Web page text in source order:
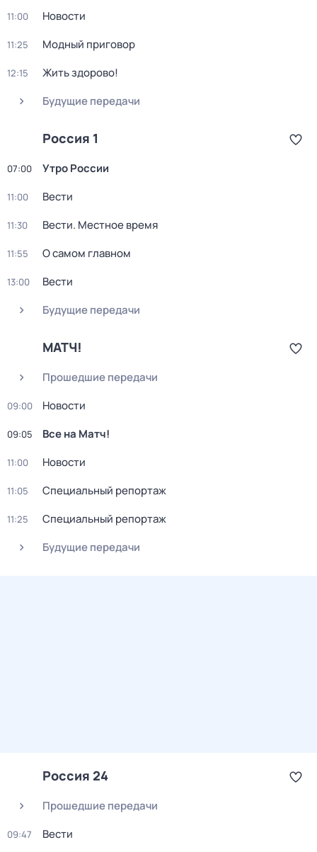
11:00 Новости
11:25 Модный приговор
12:15
Жить здорово!
Будущие передачи
Россия 1
07:00 Утро России
11:00 Вести
11:30 Вести. Местное время
11:55 О самом главном
13:00
Вести
Будущие передачи
МАТЧ!
Прошедшие передачи
09:00 Новости
09:05 Все на Матч!
11:00 Новости
11:05 Специальный репортаж
11:25
Специальный репортаж
Будущие передачи
Россия 24
Прошедшие передачи
09:47 Вести